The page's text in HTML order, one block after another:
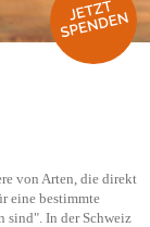
von Arten, die direkt
eine bestimmte
sind". In der Schweiz